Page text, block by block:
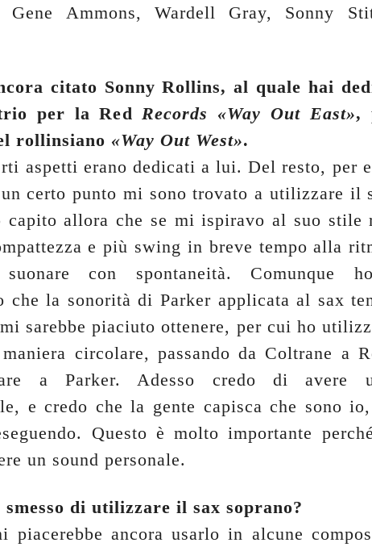
Gene Ammons, Wardell Gray, Sonny
citato Sonny Rollins, al quale hai
per la Red Records «Way Out East»,
rollinsiano «Way Out West».
aspetti erano dedicati a lui. Del resto, per
certo punto mi sono trovato a utilizzare il
capito allora che se mi ispiravo al suo stile
e più swing in breve tempo alla
con spontaneità. Comunque
che la sonorità di Parker applicata al sax
sarebbe piaciuto ottenere, per cui ho
circolare, passando da Coltrane a
a Parker. Adesso credo di avere
e credo che la gente capisca che sono
Questo è molto importante
un sound personale.
smesso di utilizzare il sax soprano?
piacerebbe ancora usarlo in alcune